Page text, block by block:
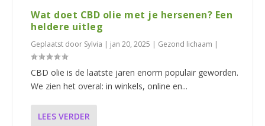
Wat doet CBD olie met je hersenen? Een
heldere uitleg
Geplaatst door Sylvia | jan 20, 2025 | Gezond lichaam |
CBD olie is de laatste jaren enorm populair geworden.
We zien het overal: in winkels, online en...
LEES VERDER